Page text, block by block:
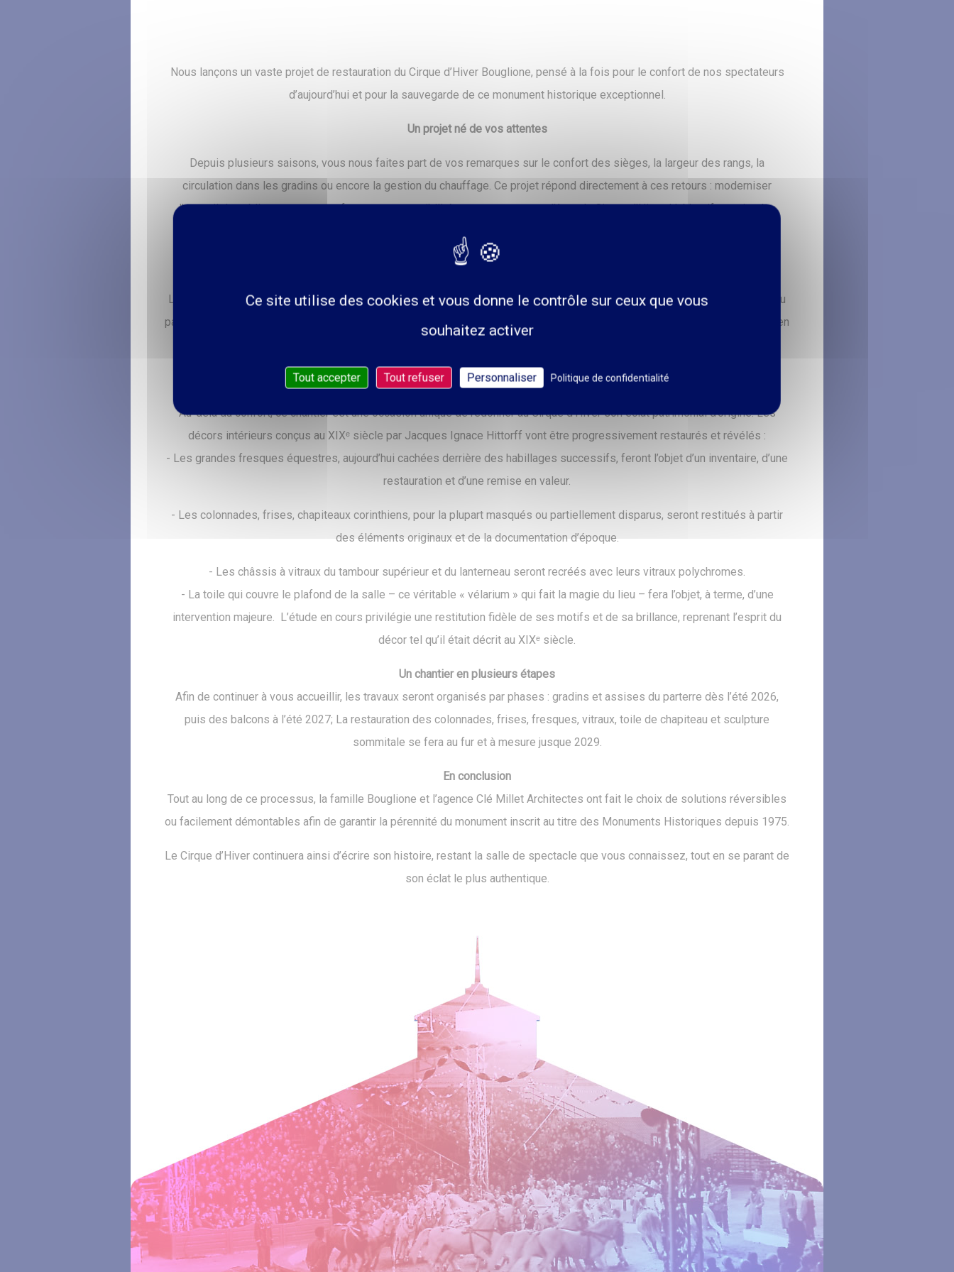
Nous lançons un vaste projet de restauration du Cirque d’Hiver Bouglione, pensé à la fois pour le confort de nos spectateurs
d’aujourd’hui et pour la sauvegarde de ce monument historique exceptionnel.
Un projet né de vos attentes
Depuis plusieurs saisons, vous nous faites part de vos remarques sur le confort des sièges, la largeur des rangs, la
circulation dans les gradins ou encore la gestion du chauffage. Ce projet répond directement à ces retours : moderniser
l’accueil du public, gagner en confort et en accessibilité, tout en respectant l’âme du Cirque d’Hiver. L’objectif est simple :
Plus de confort et d’accessibilité
L'intégralité des fauteuils va être renouvelée les prochaines années à commencer par le rez-de-chaussée dès l'été 2026. Au
parterre, de nouveaux aménagements permettront d’installer des emplacements pour les personnes à mobilité réduite, tout en
Un écrin historique retrouvé
Au-delà du confort, ce chantier est une occasion unique de redonner au Cirque d’Hiver son éclat patrimonial d’origine. Les
décors intérieurs conçus au XIXᵉ siècle par Jacques Ignace Hittorff vont être progressivement restaurés et révélés :
- Les grandes fresques équestres, aujourd’hui cachées derrière des habillages successifs, feront l’objet d’un inventaire, d’une
restauration et d’une remise en valeur.
- Les colonnades, frises, chapiteaux corinthiens, pour la plupart masqués ou partiellement disparus, seront restitués à partir
des éléments originaux et de la documentation d’époque.
- Les châssis à vitraux du tambour supérieur et du lanterneau seront recréés avec leurs vitraux polychromes.
- La toile qui couvre le plafond de la salle – ce véritable « vélarium » qui fait la magie du lieu – fera l’objet, à terme, d’une
intervention majeure. L’étude en cours privilégie une restitution fidèle de ses motifs et de sa brillance, reprenant l’esprit du
décor tel qu’il était décrit au XIXᵉ siècle.
Un chantier en plusieurs étapes
Afin de continuer à vous accueillir, les travaux seront organisés par phases : gradins et assises du parterre dès l’été 2026,
puis des balcons à l’été 2027; La restauration des colonnades, frises, fresques, vitraux, toile de chapiteau et sculpture
sommitale se fera au fur et à mesure jusque 2029.
En conclusion
Tout au long de ce processus, la famille Bouglione et l’agence Clé Millet Architectes ont fait le choix de solutions réversibles
ou facilement démontables afin de garantir la pérennité du monument inscrit au titre des Monuments Historiques depuis 1975.
Le Cirque d’Hiver continuera ainsi d’écrire son histoire, restant la salle de spectacle que vous connaissez, tout en se parant de
son éclat le plus authentique.
Ce site utilise des cookies et vous donne le contrôle sur ceux que vous
souhaitez activer
Tout accepter Tout refuser Personnaliser Politique de confidentialité